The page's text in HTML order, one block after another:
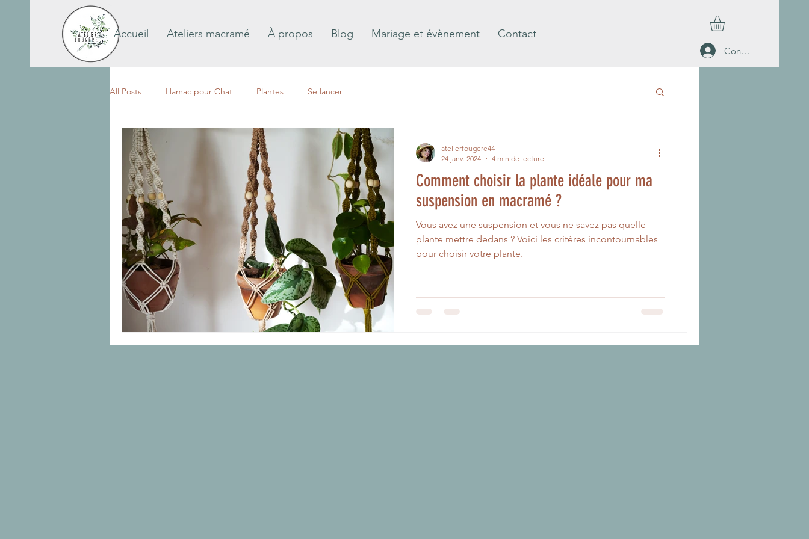
Accueil Ateliers macramé À propos Blog Mariage et évènement Contact
Connexion
All Posts Hamac pour Chat Plantes Se lancer
Comment choisir la plante idéale pour ma
suspension en macramé ?
Vous avez une suspension et vous ne savez pas quelle
plante mettre dedans ? Voici les critères incontournables
pour choisir votre plante.
atelierfougere44
24 janv. 2024
4 min de lecture